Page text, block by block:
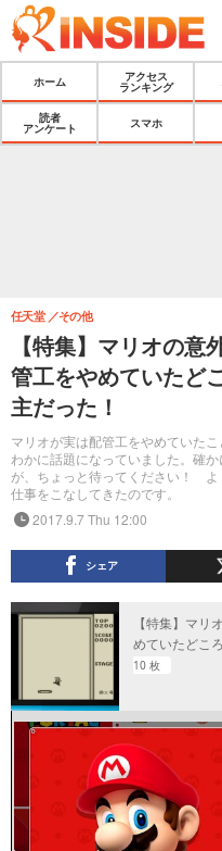
ホーム
アクセス
ランキング
読者
アンケート
スマホ
【特集】マリオの
管工をやめていたど
主だった！
マリオが実は配管工をやめていた
わかに話題になっていました。確
が、ちょっと待ってください！ よ
仕事をこなしてきたのです。
任天堂 その他
2017.9.7 Thu 12:00
シェア
【特集】マ
めていたどこ
10 枚